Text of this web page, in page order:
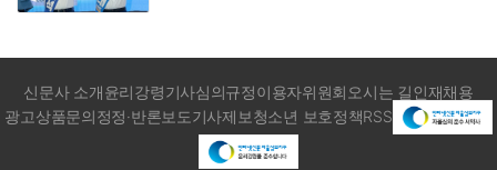
신문사 소개윤리강령기사심의규정이용자위원회 오시는 길인재채용
광고상품문의정정·반론보도기사제보청소년 보호정책RSS